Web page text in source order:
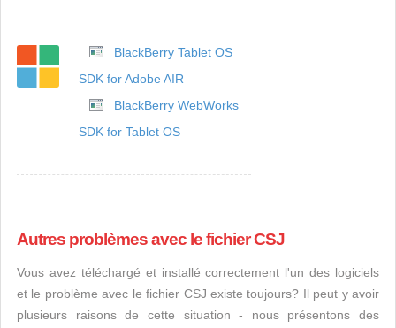
BlackBerry Tablet OS
SDK for Adobe AIR
BlackBerry WebWorks
SDK for Tablet OS
Autres problèmes avec le fichier CSJ
Vous avez téléchargé et installé correctement l'un des logiciels
et le problème avec le fichier CSJ existe toujours? Il peut y avoir
plusieurs raisons de cette situation - nous présentons des